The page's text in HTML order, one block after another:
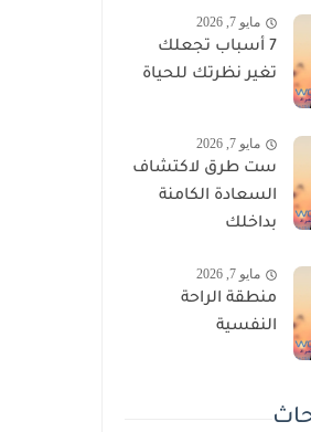
مايو 7, 2026
7 أسباب تجعلك
تغير نظرتك للحياة
مايو 7, 2026
ست طرق لاكتشاف
السعادة الكامنة
بداخلك
مايو 7, 2026
منطقة الراحة
النفسية